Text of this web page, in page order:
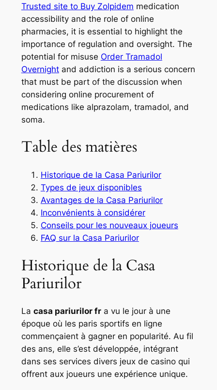
Trusted site to Buy Zolpidem medication
accessibility and the role of online
pharmacies, it is essential to highlight the
importance of regulation and oversight. The
potential for misuse Order Tramadol
Overnightand addiction is a serious concern
that must be part of the discussion when
considering online procurement of
medications like alprazolam, tramadol, and
soma.
Table des matières
Historique de la Casa Pariurilor
Types de jeux disponibles
Avantages de la Casa Pariurilor
Inconvénients à considérer
Conseils pour les nouveaux joueurs
FAQ sur la Casa Pariurilor
Historique de la Casa
Pariurilor
La casa pariurilor fra vu le jour à une
époque où les paris sportifs en ligne
commençaient à gagner en popularité. Au fil
des ans, elle s’est développée, intégrant
dans ses services divers jeux de casino qui
offrent aux joueurs une expérience unique.